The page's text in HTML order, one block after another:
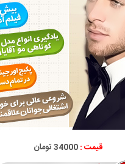
قیمت :34000 تومان